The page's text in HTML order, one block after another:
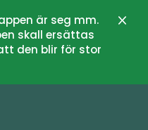
är seg mm.
skall ersättas
den blir för stor